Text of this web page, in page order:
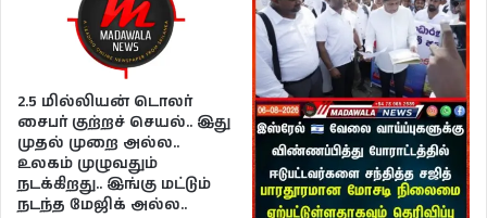
2.5 மில்லியன் டொலர்
சைபர் குற்றச் செயல்.. இது
முதல் முறை அல்ல..
உலகம் முழுவதும்
நடக்கிறது.. இங்கு மட்டும்
நடந்த மேஜிக் அல்ல..